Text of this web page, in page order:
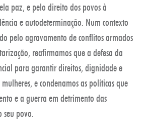
paz, e pelo direito dos povos à
e autodeterminação. Num contexto
pelo agravamento de conflitos armados
reafirmamos que a defesa da
para garantir direitos, dignidade e
e condenamos as políticas que
e a guerra em detrimento das
seu povo.